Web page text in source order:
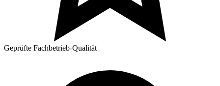
Geprüfte Fachbetrieb-Qualität